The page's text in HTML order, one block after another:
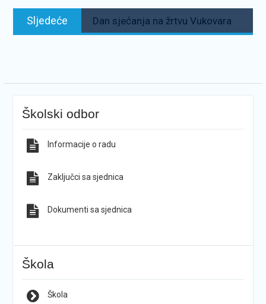
Sljedeće Dan sjećanja na žrtvu Vukovara
Školski odbor
Informacije o radu
Zaključci sa sjednica
Dokumenti sa sjednica
Škola
Škola